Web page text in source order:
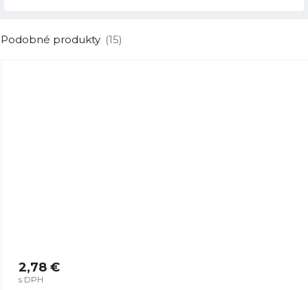
Podobné produkty (15)
2,78 €
s DPH